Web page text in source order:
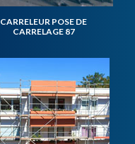
CARRELEUR POSE DE
CARRELAGE 87